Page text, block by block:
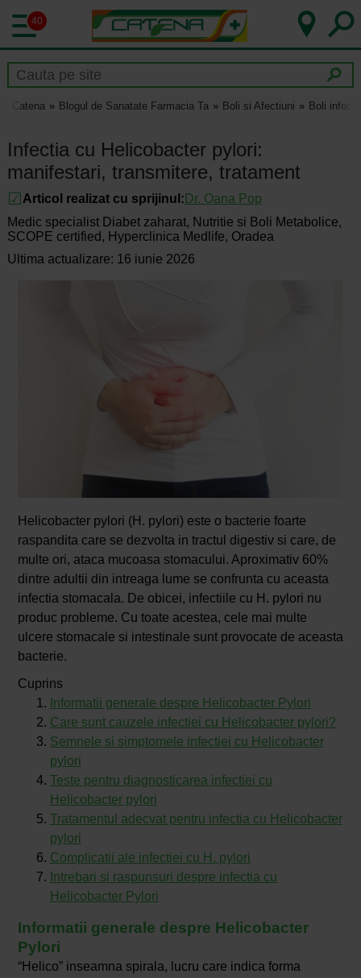
40
Catena Blogul de Sanatate Farmacia Ta Boli si Afectiuni Boli
Infectia cu Helicobacter pylori:
manifestari, transmitere, tratament
Articol realizat cu sprijinul: Dr. Oana Pop
Medic specialist Diabet zaharat, Nutritie si Boli Metabolice,
SCOPE certified, Hyperclinica Medlife, Oradea
Ultima actualizare: 16 iunie 2026
Helicobacter pylori (H. pylori) este o bacterie foarte
raspandita care se dezvolta in tractul digestiv si care, de
multe ori, ataca mucoasa stomacului. Aproximativ 60%
dintre adultii din intreaga lume se confrunta cu aceasta
infectia stomacala. De obicei, infectiile cu H. pylori nu
produc probleme. Cu toate acestea, cele mai multe
ulcere stomacale si intestinale sunt provocate de aceasta
bacterie.
Cuprins
Informatii generale despre Helicobacter Pylori
Care sunt cauzele infectiei cu Helicobacter pylori?
Semnele si simptomele infectiei cu Helicobacter
pylori
Teste pentru diagnosticarea infectiei cu
Helicobacter pylori
Tratamentul adecvat pentru infectia cu Helicobacter
pylori
Complicatii ale infectiei cu H. pylori
Intrebari si raspunsuri despre infectia cu
Helicobacter Pylori
Informatii generale despre Helicobacter
Pylori
“Helico” inseamna spirala, lucru care indica forma